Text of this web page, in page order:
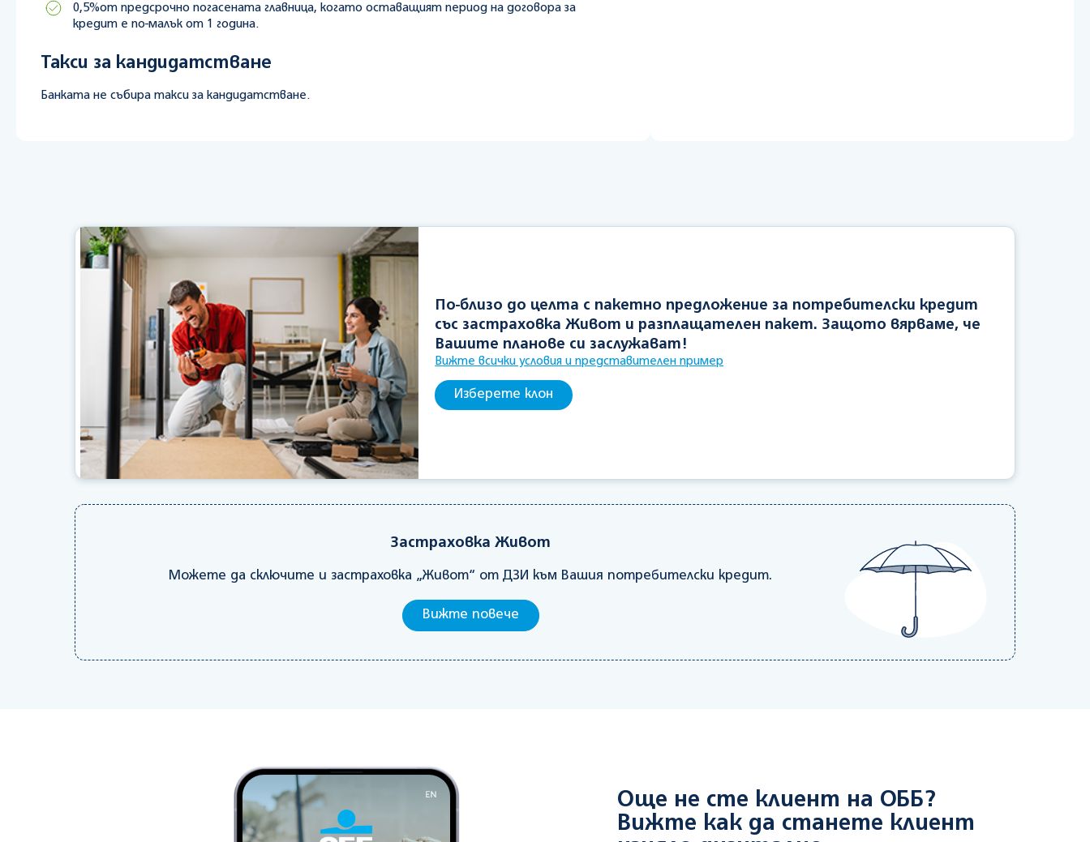
0,5%от предсрочно погасената главница, когато оставащият период на договора за
кредит е по-малък от 1 година.
Такси за кандидатстване
Банката не събира такси за кандидатстване.
По-близо до целта с пакетно предложение за потребителски кредит
със застраховка Живот и разплащателен пакет. Защото вярваме, че
Вашите планове си заслужават!
Вижте всички условия и представителен пример
Изберете клон
Застраховка Живот
Можете да сключите и застраховка „Живот“ от ДЗИ към Вашия потребителски кредит.
Вижте повече
Още не сте клиент на ОББ?
Вижте как да станете клиент